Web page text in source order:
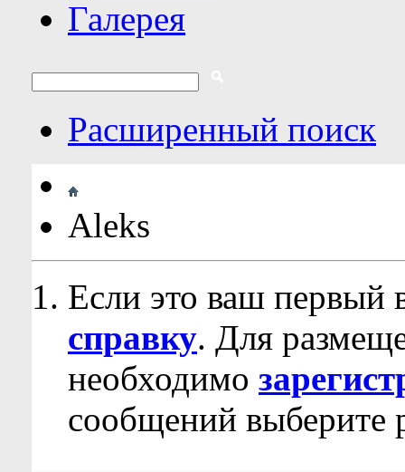
Галерея
Расширенный поиск
Aleks
Если это ваш первый
справку. Для
необходимо
сообщений выберите